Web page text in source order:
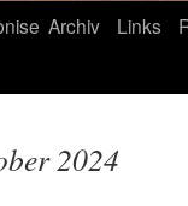
Archiv Links
2024